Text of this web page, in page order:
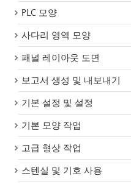
PLC 모양
사다리 영역 모양
패널 레이아웃 도면
보고서 생성 및 내보내기
기본 설정 및 설정
기본 모양 작업
고급 형상 작업
스텐실 및 기호 사용